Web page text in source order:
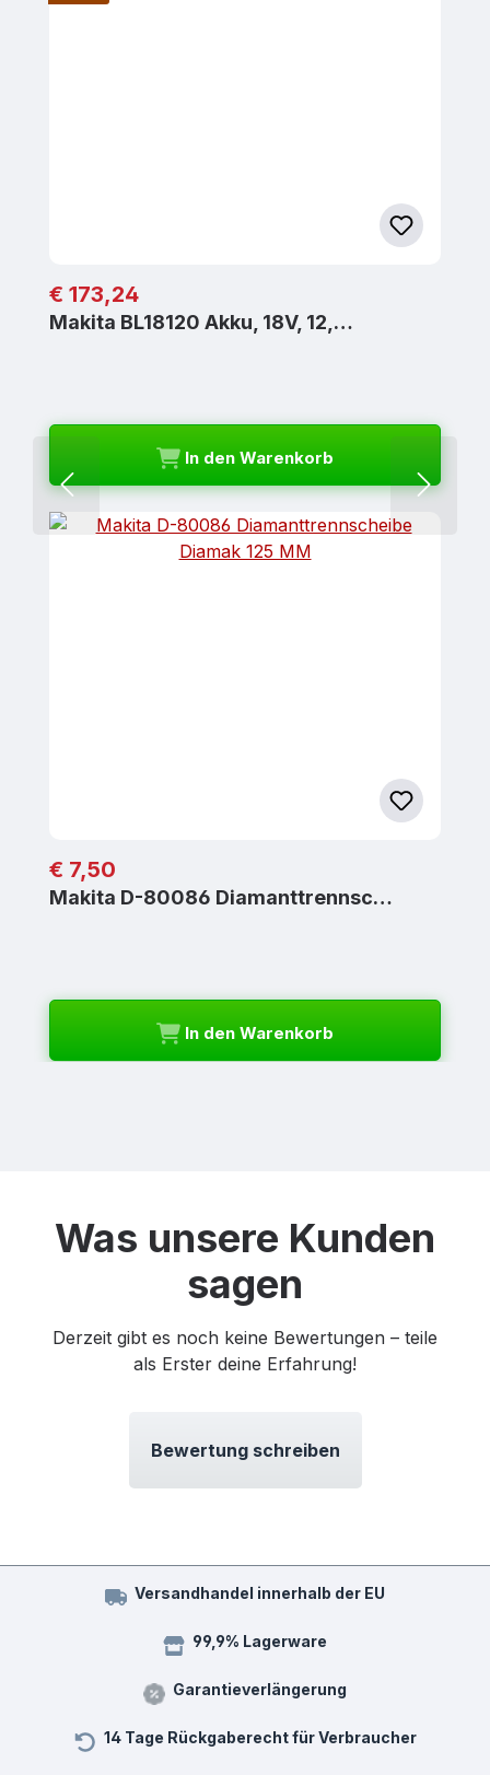
Regulärer Preis:
€ 173,24
Makita BL18120 Akku, 18V, 12,…
In den Warenkorb
Regulärer Preis:
€ 7,50
Makita D-80086 Diamanttrennsc…
In den Warenkorb
Was unsere Kunden
sagen
Derzeit gibt es noch keine Bewertungen – teile
als Erster deine Erfahrung!
Bewertung schreiben
Versandhandel innerhalb der EU
99,9% Lagerware
Garantieverlängerung
14 Tage Rückgaberecht für Verbraucher